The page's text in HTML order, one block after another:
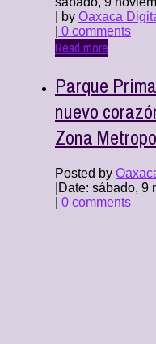
| by Oaxaca
0 comments
Read more
Parque
nuevo
Zona
Posted by
Date: sábado, 9
0 comments